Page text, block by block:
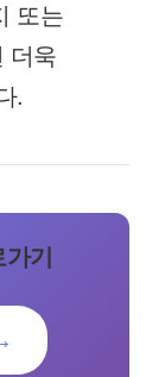
또는
더욱
.
기